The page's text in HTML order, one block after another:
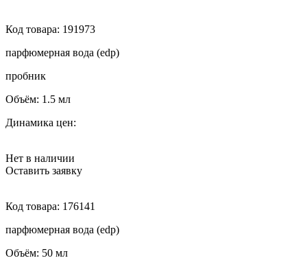
Код товара: 191973
парфюмерная вода (edp)
пробник
Объём: 1.5 мл
Динамика цен:
Нет в наличии
Оставить заявку
Код товара: 176141
парфюмерная вода (edp)
Объём: 50 мл